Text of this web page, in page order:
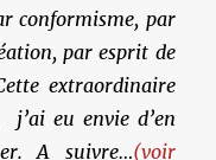
conformisme, par
par esprit de
extraordinaire
eu envie d’en
A suivre…(voir